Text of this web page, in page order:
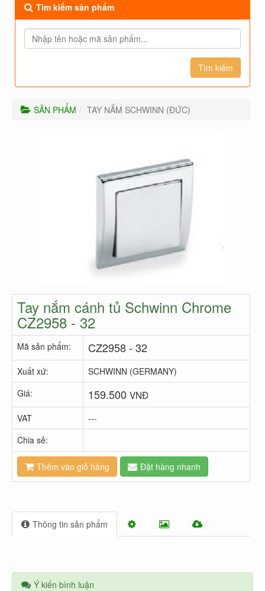
Tìm kiếm sản phẩm
SẢN PHẨM TAY NẮM SCHWINN (ĐỨC)
Tay nắm cánh tủ Schwinn Chrome
CZ2958 - 32
Mã sản phẩm: CZ2958 - 32
Xuất xứ:
SCHWINN (GERMANY)
Giá:
159.500 VNĐ
VAT
---
Chia sẻ:
Thêm vào giỏ hàng Đặt hàng nhanh
Thông tin sản phẩm
Ý kiến bình luận